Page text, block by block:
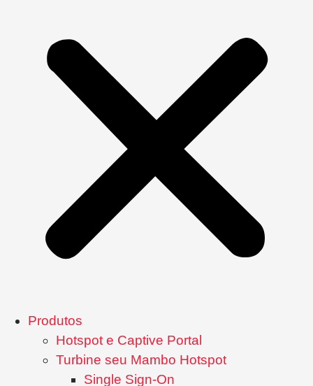
Produtos
Hotspot e Captive Portal
Turbine seu Mambo Hotspot
Single Sign-On